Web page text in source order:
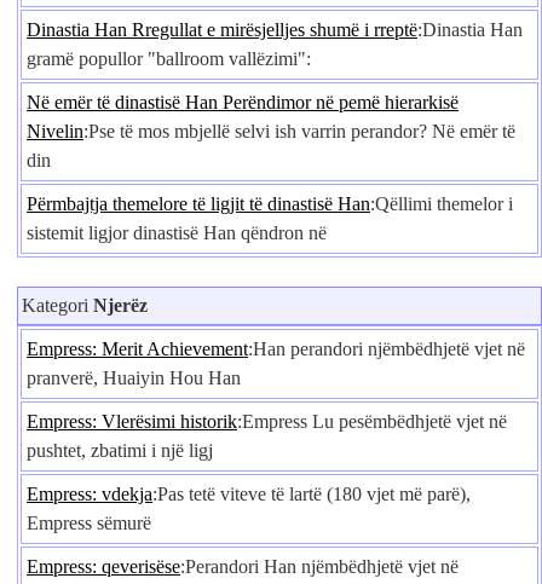
Dinastia Han Rregullat e mirësjelljes shumë i rreptë:Dinastia Han
gramë popullor "ballroom vallëzimi":
Në emër të dinastisë Han Perëndimor në pemë hierarkisë
Nivelin:Pse të mos mbjellë selvi ish varrin perandor? Në emër të
din
Përmbajtja themelore të ligjit të dinastisë Han:Qëllimi themelor i
sistemit ligjor dinastisë Han qëndron në
Kategori Njerëz
Empress: Merit Achievement:Han perandori njëmbëdhjetë vjet në
pranverë, Huaiyin Hou Han
Empress: Vlerësimi historik:Empress Lu pesëmbëdhjetë vjet në
pushtet, zbatimi i një ligj
Empress: vdekja:Pas tetë viteve të lartë (180 vjet më parë),
Empress sëmurë
Empress: qeverisëse:Perandori Han njëmbëdhjetë vjet në